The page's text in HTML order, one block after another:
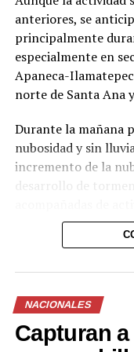
Comparte esto:
Facebook
anteriores, se
principalmente
especialmente en
Apaneca-
norte de Santa Ana
Durante la mañana
nubosidad y sin
incremento de la
desarrollo de
Para la noche, el
parcialmente
Las autoridades
atenta a las
Civil, especialmente
NACIONALES
Capturan